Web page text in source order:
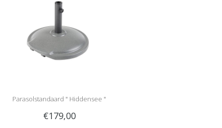
Parasolstandaard " Hiddensee "
€179,00